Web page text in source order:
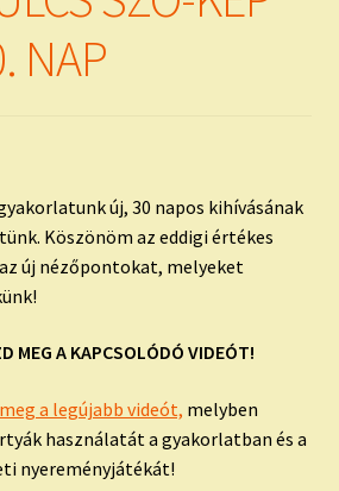
LIMITÁLT!
NAP
új, 30 napos kihívásának
Köszönöm az eddigi értékes
új nézőpontokat, melyeket
MEG A KAPCSOLÓDÓ VIDEÓT!
a legújabb videót, melyben
használatát a gyakorlatban és a
nyereményjátékát!